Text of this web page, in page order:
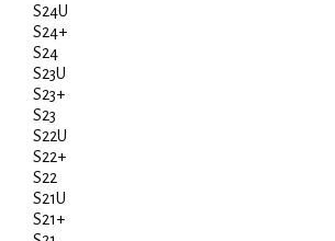
S24U
S24+
S24
S23U
S23+
S23
S22U
S22+
S22
S21U
S21+